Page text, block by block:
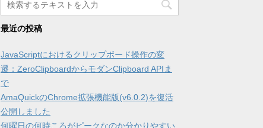
最近の投稿
JavaScriptにおけるクリップボード操作の変
遷：ZeroClipboardからモダンClipboard APIま
で
AmaQuickのChrome拡張機能版(v6.0.2)を復活
公開しました
何曜日の何時ころがピークなのか分かりやすい